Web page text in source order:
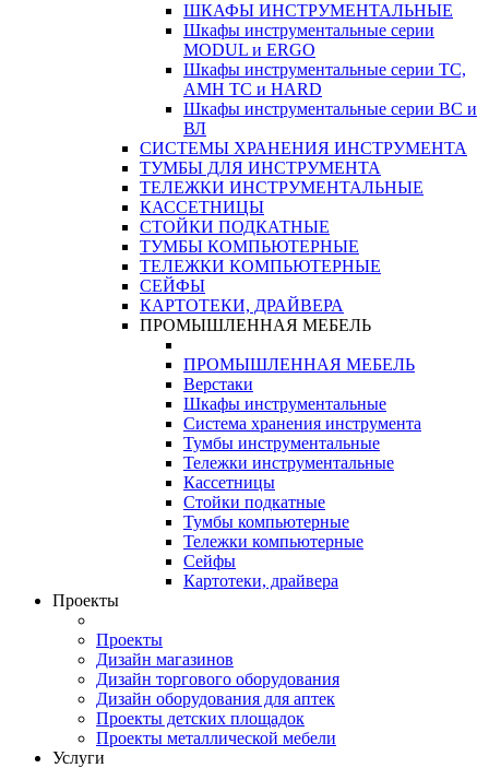
ШКАФЫ ИНСТРУМЕНТАЛЬНЫЕ
Шкафы инструментальные серии
MODUL и ERGO
Шкафы инструментальные серии ТС,
АМН ТС и HARD
Шкафы инструментальные серии ВС и
ВЛ
СИСТЕМЫ ХРАНЕНИЯ ИНСТРУМЕНТА
ТУМБЫ ДЛЯ ИНСТРУМЕНТА
ТЕЛЕЖКИ ИНСТРУМЕНТАЛЬНЫЕ
КАССЕТНИЦЫ
СТОЙКИ ПОДКАТНЫЕ
ТУМБЫ КОМПЬЮТЕРНЫЕ
ТЕЛЕЖКИ КОМПЬЮТЕРНЫЕ
СЕЙФЫ
КАРТОТЕКИ, ДРАЙВЕРА
ПРОМЫШЛЕННАЯ МЕБЕЛЬ
ПРОМЫШЛЕННАЯ МЕБЕЛЬ
Верстаки
Шкафы инструментальные
Система хранения инструмента
Тумбы инструментальные
Тележки инструментальные
Кассетницы
Стойки подкатные
Тумбы компьютерные
Тележки компьютерные
Сейфы
Картотеки, драйвера
Проекты
Проекты
Дизайн магазинов
Дизайн торгового оборудования
Дизайн оборудования для аптек
Проекты детских площадок
Проекты металлической мебели
Услуги